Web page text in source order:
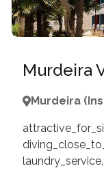
Murdeira
Murdeira